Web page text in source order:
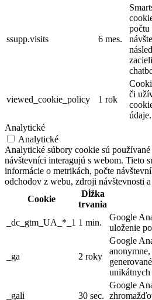
ssupp.visits 6 mes.
počtu
viewed_cookie_policy 1 rok
či
údaje.
Analytické
Analytické
Analytické súbory cookie sú
návštevníci interagujú s webom. Tieto
informácie o metrikách, počte
odchodov z webu, zdroji návštevnosti
Cookie
Dĺžka
trvania
_dc_gtm_UA_*_1 1 min.
Google
uloženie
_ga 2 roky
Google
unikátnych
_gali 30 sec.
Google